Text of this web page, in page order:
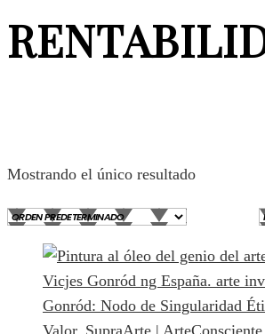
Mostrando el único resultado